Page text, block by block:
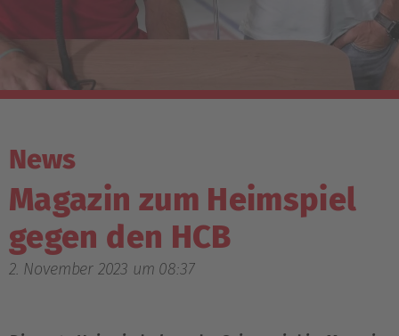
News
Magazin zum Heimspiel
gegen den HCB
2. November 2023 um 08:37